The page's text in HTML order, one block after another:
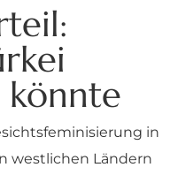
könnte
in
westlichen Ländern